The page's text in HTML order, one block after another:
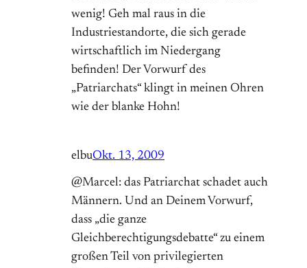
wenig! Geh mal raus in die
Industriestandorte, die sich gerade
wirtschaftlich im Niedergang
befinden! Der Vorwurf des
„Patriarchats“ klingt in meinen Ohren
wie der blanke Hohn!
elbuOkt. 13, 2009
@Marcel: das Patriarchat schadet auch
Männern. Und an Deinem Vorwurf,
dass „die ganze
Gleichberechtigungsdebatte“ zu einem
großen Teil von privilegierten